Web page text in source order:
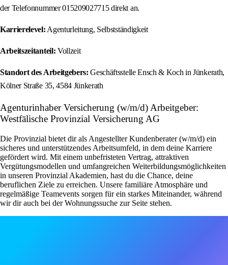
der Telefonnummer 015209027715 direkt an.
Karrierelevel: Agenturleitung, Selbstständigkeit
Arbeitszeitanteil: Vollzeit
Standort des Arbeitgebers: Geschäftsstelle Ensch & Koch in Jünkerath,
Kölner Straße 35, 4584 Jünkerath
Agenturinhaber Versicherung (w/m/d) Arbeitgeber:
Westfälische Provinzial Versicherung AG
Die Provinzial bietet dir als Angestellter Kundenberater (w/m/d) ein
sicheres und unterstützendes Arbeitsumfeld, in dem deine Karriere
gefördert wird. Mit einem unbefristeten Vertrag, attraktiven
Vergütungsmodellen und umfangreichen Weiterbildungsmöglichkeiten
in unseren Provinzial Akademien, hast du die Chance, deine
beruflichen Ziele zu erreichen. Unsere familiäre Atmosphäre und
regelmäßige Teamevents sorgen für ein starkes Miteinander, während
wir dir auch bei der Wohnungssuche zur Seite stehen.